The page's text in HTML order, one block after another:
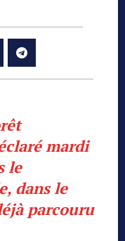
mardi
le
dans le
parcouru